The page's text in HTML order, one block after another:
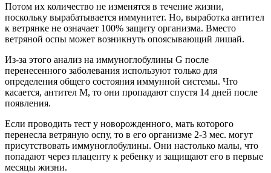
Потом их количество не изменятся в течение жизни,
поскольку вырабатывается иммунитет. Но, выработка антител
к ветрянке не означает 100% защиту организма. Вместо
ветряной оспы может возникнуть опоясывающий лишай.
Из-за этого анализ на иммуноглобулины G после
перенесенного заболевания используют только для
определения общего состояния иммунной системы. Что
касается, антител М, то они пропадают спустя 14 дней после
появления.
Если проводить тест у новорожденного, мать которого
перенесла ветряную оспу, то в его организме 2-3 мес. могут
присутствовать иммуноглобулины. Они настолько малы, что
попадают через плаценту к ребенку и защищают его в первые
месяцы жизни.